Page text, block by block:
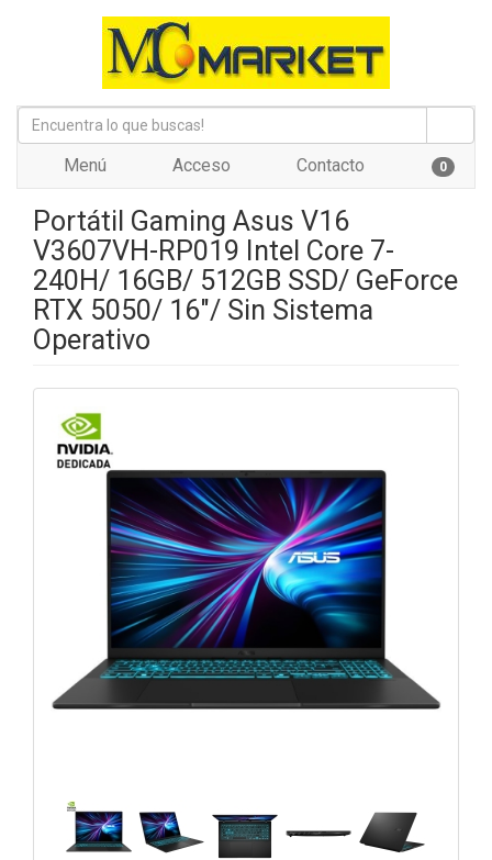
Menú Acceso Contacto 0
Portátil Gaming Asus V16
V3607VH-RP019 Intel Core 7-
240H/ 16GB/ 512GB SSD/ GeForce
RTX 5050/ 16"/ Sin Sistema
Operativo